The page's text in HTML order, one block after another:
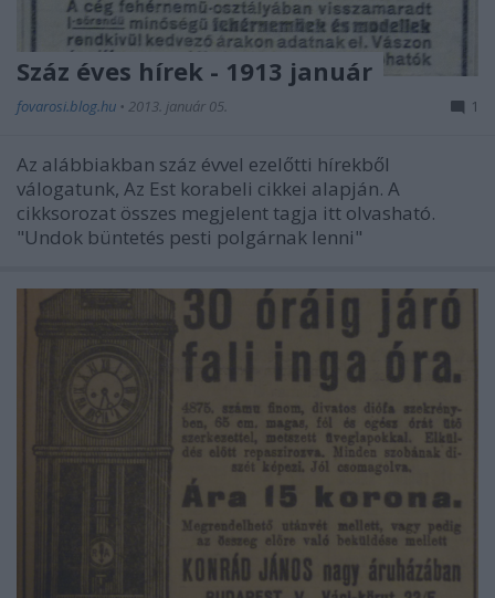
Száz éves hírek - 1913 január
fovarosi.blog.hu • 2013. január 05. 1
Az alábbiakban száz évvel ezelőtti hírekből
válogatunk, Az Est korabeli cikkei alapján. A
cikksorozat összes megjelent tagja itt olvasható.
"Undok büntetés pesti polgárnak lenni"